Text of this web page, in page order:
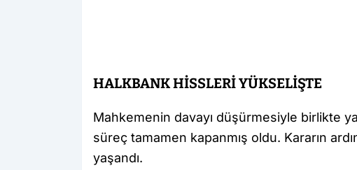
HALKBANK HİSSLERİ YÜKSELİŞTE
Mahkemenin davayı düşürmesiyle birlikte
süreç tamamen kapanmış oldu. Kararın
yaşandı.